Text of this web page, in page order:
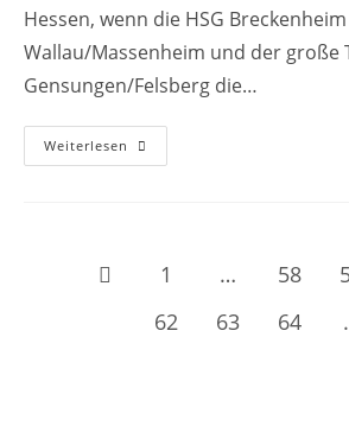
Hessen, wenn die HSG Breckenheim
Wallau/Massenheim und der große
Gensungen/Felsberg die…
Weiterlesen Begeisterung
Pur.
Gegen
Gensungen/Felsberg
Zur vorherigen Seite
1 … 58
62
63 64